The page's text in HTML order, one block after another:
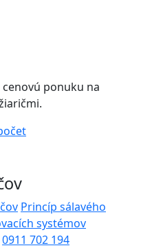
ponuku na
Princíp sálavého
systémov
0911 702 194